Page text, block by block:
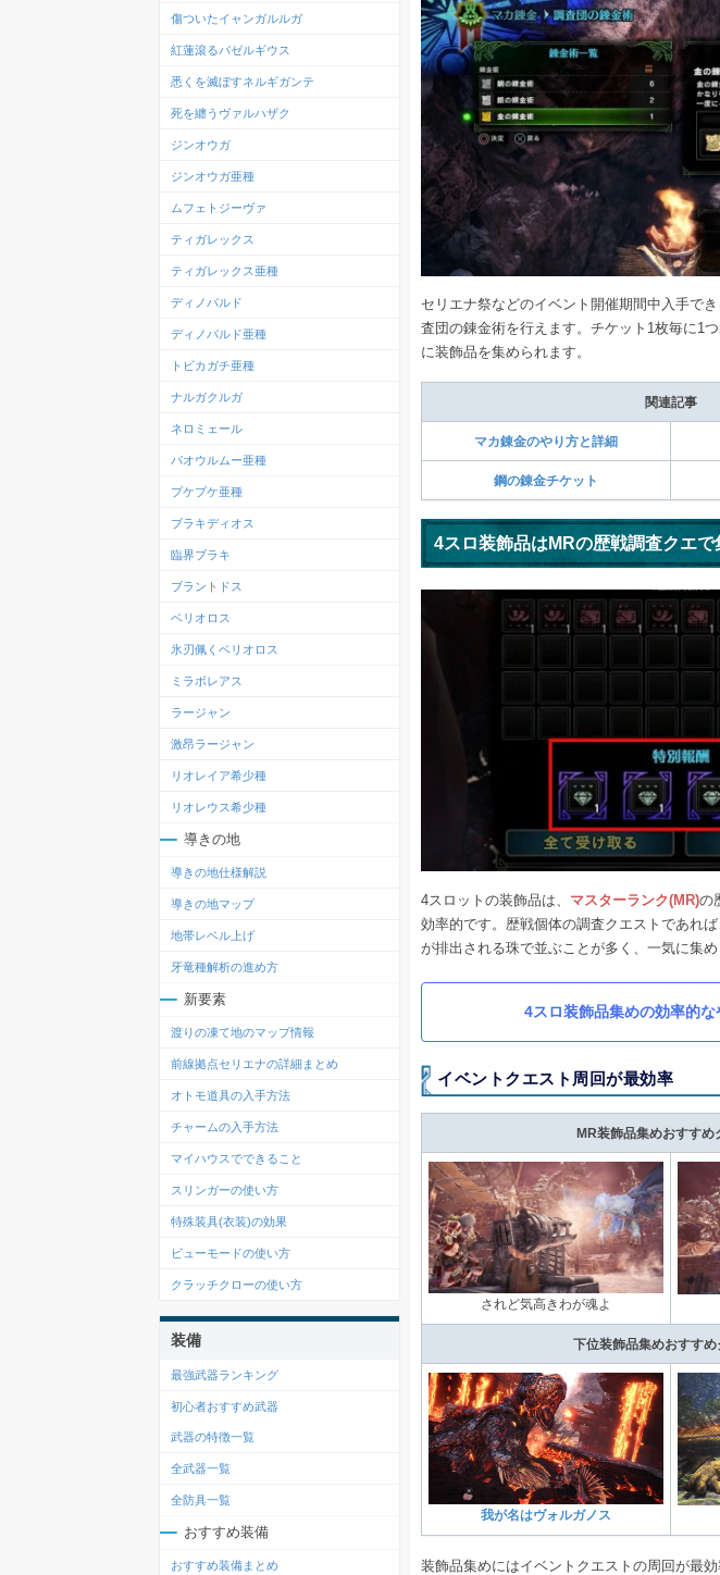
セリエナ祭などのイベント開催期間中入手で
査団の錬金術を行えます。チケット1枚毎に1
に装飾品を集められます。
関連記事
マカ錬金のやり方と詳細
鋼の錬金チケット
4スロ装飾品はMRの歴戦調査クエで
4スロットの装飾品は、 マスターランク(MR)の
効率的です。歴戦個体の調査クエストであれ
が排出される珠で並ぶことが多く、一気に集め
4スロ装飾品集めの効率的な
イベントクエスト周回が最効率
MR装飾品集めおすすめ
されど気高きわが魂よ
下位装飾品集めおすすめ
我が名はヴォルガノス
装飾品集めにはイベントクエストの周回が最
傷ついたイャンガルルガ
紅蓮滾るバゼルギウス
悉くを滅ぼすネルギガンテ
死を纏うヴァルハザク
ジンオウガ
ジンオウガ亜種
ムフェトジーヴァ
ティガレックス
ティガレックス亜種
ディノバルド
ディノバルド亜種
トビカガチ亜種
ナルガクルガ
ネロミェール
パオウルムー亜種
プケプケ亜種
ブラキディオス
臨界ブラキ
ブラントドス
ベリオロス
氷刃佩くベリオロス
ミラボレアス
ラージャン
激昂ラージャン
リオレイア希少種
リオレウス希少種
導きの地
導きの地仕様解説
導きの地マップ
地帯レベル上げ
牙竜種解析の進め方
新要素
渡りの凍て地のマップ情報
前線拠点セリエナの詳細まとめ
オトモ道具の入手方法
チャームの入手方法
マイハウスでできること
スリンガーの使い方
特殊装具(衣装)の効果
ビューモードの使い方
クラッチクローの使い方
装備
最強武器ランキング
初心者おすすめ武器
武器の特徴一覧
全武器一覧
全防具一覧
おすすめ装備
おすすめ装備まとめ